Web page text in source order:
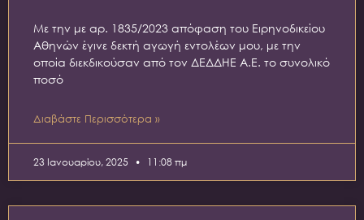
Με την με αρ. 1835/2023 απόφαση του Ειρηνοδικείου
Αθηνών έγινε δεκτή αγωγή εντολέων μου, με την
οποία διεκδικούσαν από τον ΔΕΔΔΗΕ Α.Ε. το συνολικό
ποσό
Διαβάστε Περισσότερα »
23 Ιανουαρίου, 2025 11:08 πμ